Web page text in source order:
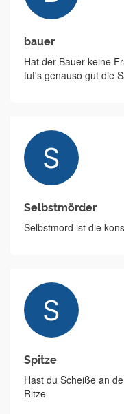
bauer
Hat der Bauer keine
tut's genauso gut die
Selbstmörder
Selbstmord ist die
Spitze
Hast du Scheiße an
Ritze